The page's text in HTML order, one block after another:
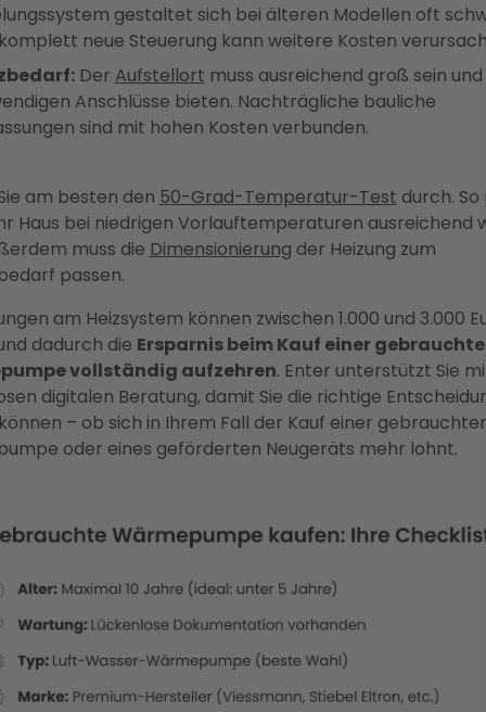
gestaltet sich bei älteren Modellen oft
neue Steuerung kann weitere Kosten
Der Aufstellort muss ausreichend groß sein
Anschlüsse bieten. Nachträgliche bauliche
sind mit hohen Kosten verbunden.
am besten den 50-Grad-Temperatur-Test durch.
Haus bei niedrigen Vorlauftemperaturen ausreichend
muss die Dimensionierung der Heizung zum
passen.
am Heizsystem können zwischen 1.000 und 3.000
dadurch die Ersparnis beim Kauf einer
vollständig aufzehren. Enter unterstützt Sie
digitalen Beratung, damit Sie die richtige
– ob sich in Ihrem Fall der Kauf einer
oder eines geförderten Neugeräts mehr lohnt.